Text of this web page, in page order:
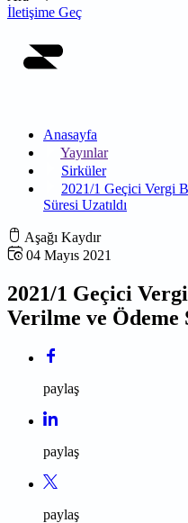
İletişime Geç
Anasayfa
Yayınlar
Sirküler
2021/1 Geçici Vergi
Süresi Uzatıldı
Aşağı Kaydır
04 Mayıs 2021
2021/1 Geçici
Verilme ve Ödeme
paylaş
paylaş
paylaş